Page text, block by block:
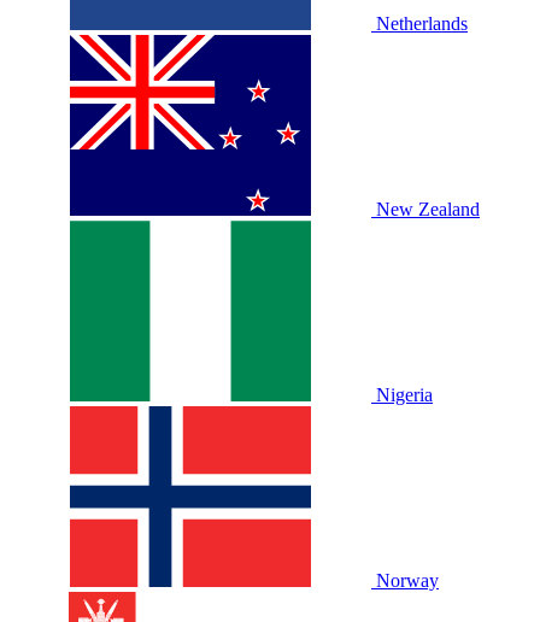
Netherlands
New Zealand
Nigeria
Norway